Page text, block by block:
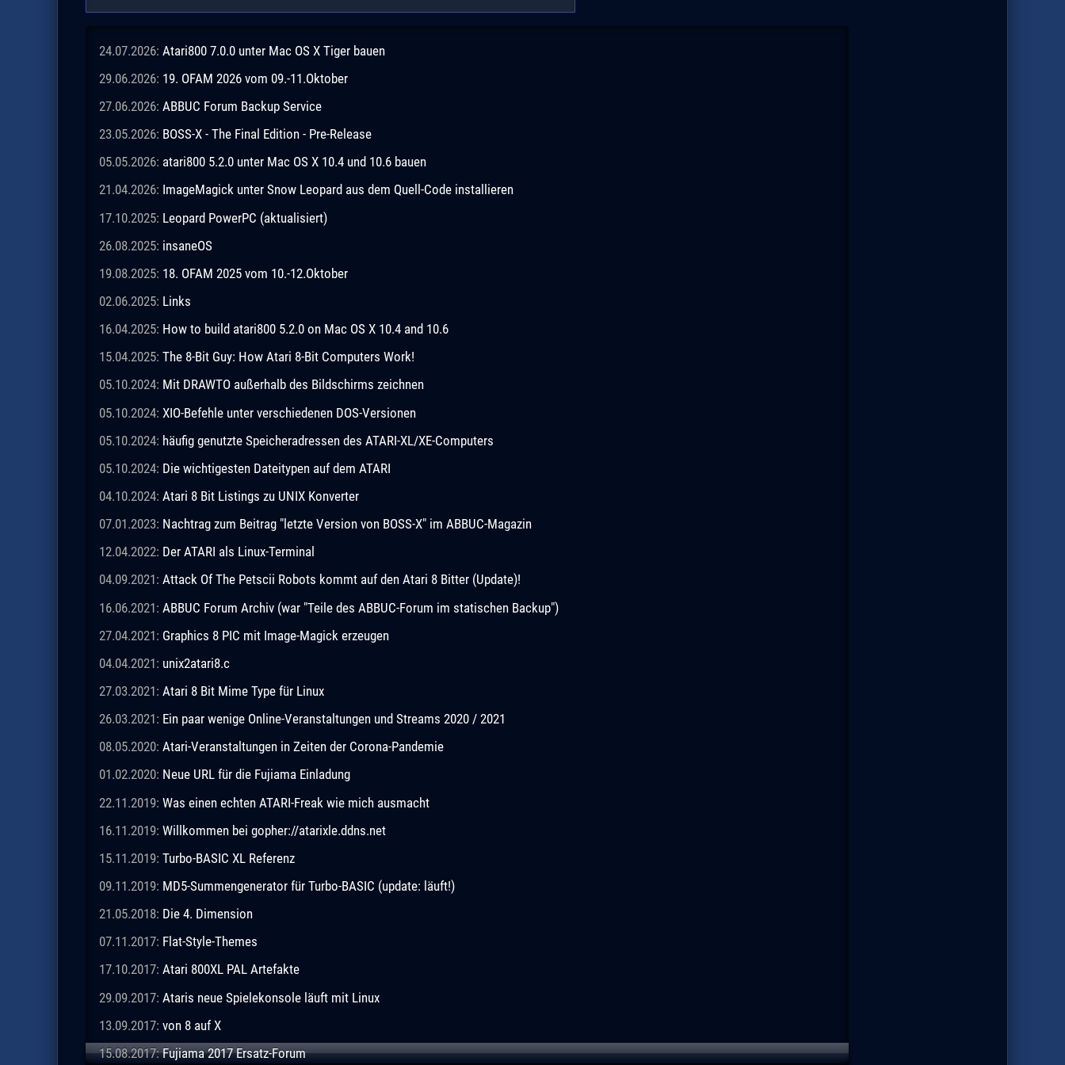
24.07.2026: Atari800 7.0.0 unter Mac OS X Tiger bauen
29.06.2026: 19. OFAM 2026 vom 09.-11.Oktober
27.06.2026: ABBUC Forum Backup Service
23.05.2026: BOSS-X - The Final Edition - Pre-Release
05.05.2026: atari800 5.2.0 unter Mac OS X 10.4 und 10.6 bauen
21.04.2026: ImageMagick unter Snow Leopard aus dem Quell-Code installieren
17.10.2025: Leopard PowerPC (aktualisiert)
26.08.2025: insaneOS
19.08.2025: 18. OFAM 2025 vom 10.-12.Oktober
02.06.2025: Links
16.04.2025: How to build atari800 5.2.0 on Mac OS X 10.4 and 10.6
15.04.2025: The 8-Bit Guy: How Atari 8-Bit Computers Work!
05.10.2024: Mit DRAWTO außerhalb des Bildschirms zeichnen
05.10.2024: XIO-Befehle unter verschiedenen DOS-Versionen
05.10.2024: häufig genutzte Speicheradressen des ATARI-XL/XE-Computers
05.10.2024: Die wichtigesten Dateitypen auf dem ATARI
04.10.2024: Atari 8 Bit Listings zu UNIX Konverter
07.01.2023: Nachtrag zum Beitrag "letzte Version von BOSS-X" im ABBUC-Magazin
12.04.2022: Der ATARI als Linux-Terminal
04.09.2021: Attack Of The Petscii Robots kommt auf den Atari 8 Bitter (Update)!
16.06.2021: ABBUC Forum Archiv (war "Teile des ABBUC-Forum im statischen Backup")
27.04.2021: Graphics 8 PIC mit Image-Magick erzeugen
04.04.2021: unix2atari8.c
27.03.2021: Atari 8 Bit Mime Type für Linux
26.03.2021: Ein paar wenige Online-Veranstaltungen und Streams 2020 / 2021
08.05.2020: Atari-Veranstaltungen in Zeiten der Corona-Pandemie
01.02.2020: Neue URL für die Fujiama Einladung
22.11.2019: Was einen echten ATARI-Freak wie mich ausmacht
16.11.2019: Willkommen bei gopher://atarixle.ddns.net
15.11.2019: Turbo-BASIC XL Referenz
09.11.2019: MD5-Summengenerator für Turbo-BASIC (update: läuft!)
21.05.2018: Die 4. Dimension
07.11.2017: Flat-Style-Themes
17.10.2017: Atari 800XL PAL Artefakte
29.09.2017: Ataris neue Spielekonsole läuft mit Linux
13.09.2017: von 8 auf X
15.08.2017:Fujiama 2017 Ersatz-Forum